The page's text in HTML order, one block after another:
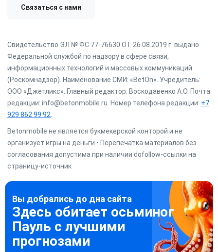
Связаться с нами
Свидетельство ЭЛ № ФС 77-76630 ОТ 26.08.2019 г. выдано
Федеральной службой по надзору в сфере связи,
информационных технологий и массовых коммуникаций
(Роскомнадзор). Наименование СМИ: «BetOn». Учредитель:
ООО «Джетликс». Главный редактор: Воскодавенко А.О. Почта
редакции: info@betonmobile.ru. Номер телефона редакции: +7
929 862 99 92
Betonmobile не является букмекерской конторой и не
организует игры на деньги • Перепечатка материалов без
согласования допустима при наличии dofollow-ссылки на
страницу-источник